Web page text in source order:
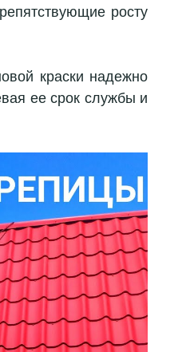
росту
краски надежно
ее срок службы и